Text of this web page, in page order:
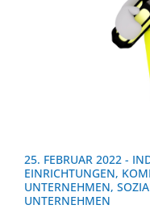
25. FEBRUAR 2022 -
EINRICHTUNGEN,
UNTERNEHMEN,
UNTERNEHMEN